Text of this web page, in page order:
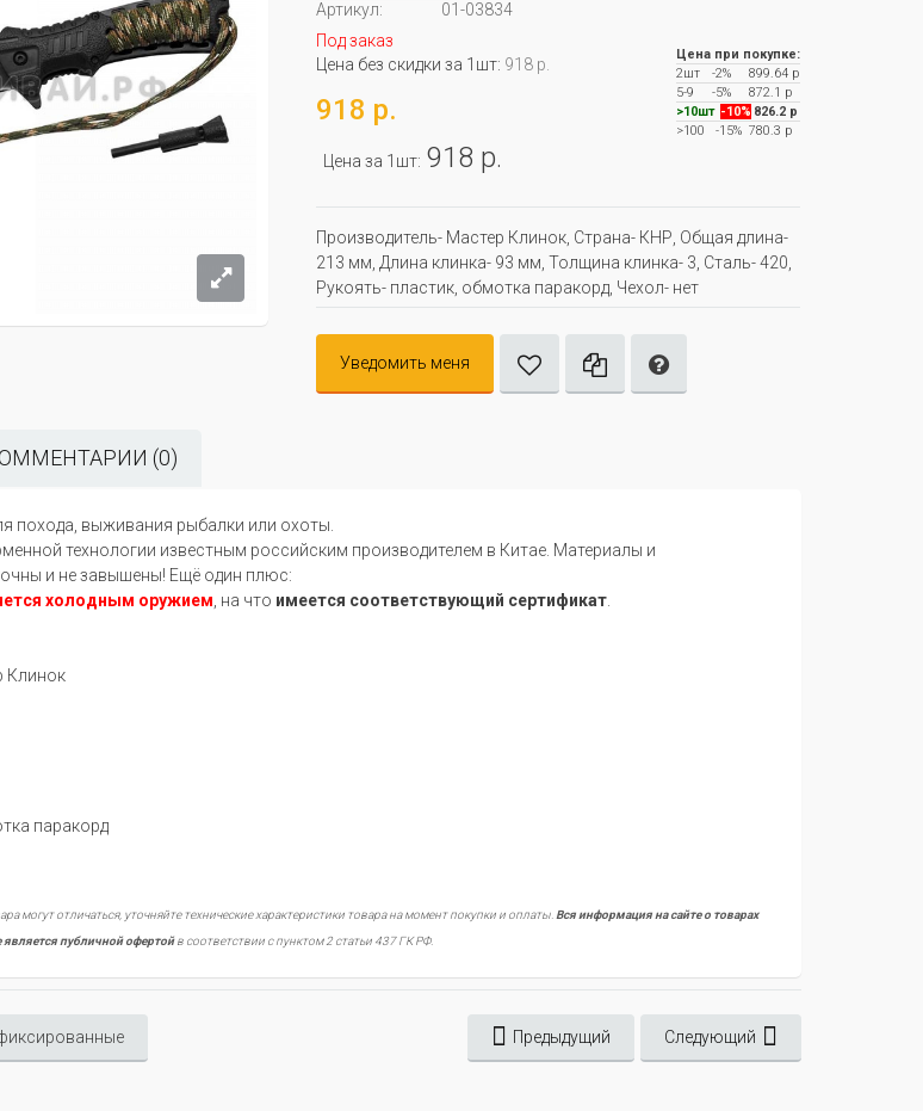
Артикул:
01-03834
Под заказ
Цена без скидки за 1шт: 918 р.
918 р.
Цена за 1шт: 918 р.
Цена при покупке:
2шт
-2%
899.64 р
5-9
-5%
872.1 р
>10шт -10% 826.2 р
>100
-15%780.3 р
Производитель- Мастер Клинок, Страна- КНР, Oбщая длина-
213 мм, Длина клинка- 93 мм, Толщина клинка- 3, Сталь- 420,
Рукоять- пластик, обмотка паракорд, Чехол- нет
Уведомить меня
(0)
похода, выживания рыбалки или охоты.
технологии известным российским производителем в Китае. Материалы и
и не завышены! Ещё один плюс:
холодным оружием, на что имеется соответствующий сертификат.
Клинок
паракорд
могут отличаться, уточняйте технические характеристики товара на момент покупки и оплаты.Вся информация на сайте о товарах
является публичной офертойв соответствии с пунктом 2 статьи 437 ГК РФ.
Предыдущий Следующий